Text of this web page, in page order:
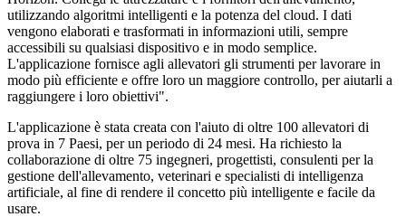
utilizzando algoritmi intelligenti e la potenza del cloud. I dati
vengono elaborati e trasformati in informazioni utili, sempre
accessibili su qualsiasi dispositivo e in modo semplice.
L'applicazione fornisce agli allevatori gli strumenti per lavorare in
modo più efficiente e offre loro un maggiore controllo, per aiutarli a
raggiungere i loro obiettivi".
L'applicazione è stata creata con l'aiuto di oltre 100 allevatori di
prova in 7 Paesi, per un periodo di 24 mesi. Ha richiesto la
collaborazione di oltre 75 ingegneri, progettisti, consulenti per la
gestione dell'allevamento, veterinari e specialisti di intelligenza
artificiale, al fine di rendere il concetto più intelligente e facile da
usare.